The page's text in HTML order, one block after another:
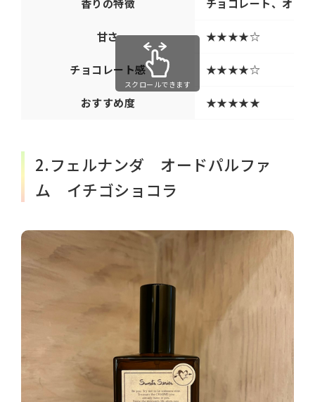
香りの特徴 チョコレート、オレ
甘さ ★★★★☆
チョコレート感 ★★★★☆
おすすめ度 ★★★★★
スクロールできます
2.フェルナンダ オードパルファ
ム イチゴショコラ